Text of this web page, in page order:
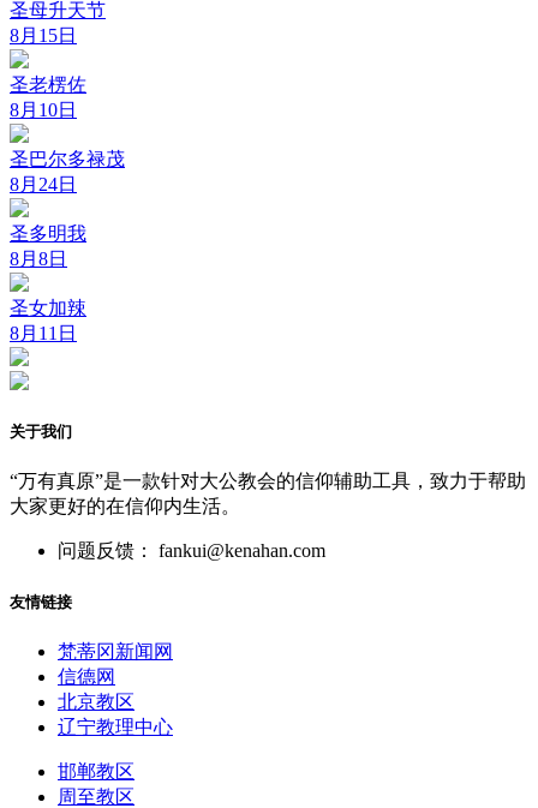
圣母升天节
8月15日
圣老楞佐
8月10日
圣巴尔多禄茂
8月24日
圣多明我
8月8日
圣女加辣
8月11日
关于我们
“万有真原”是一款针对大公教会的信仰辅助工具，致力于帮助
大家更好的在信仰内生活。
问题反馈： fankui@kenahan.com
友情链接
梵蒂冈新闻网
信德网
北京教区
辽宁教理中心
邯郸教区
周至教区